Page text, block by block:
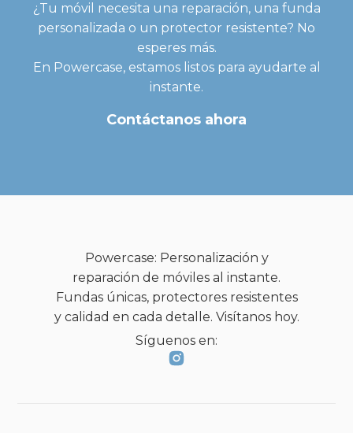
¿Tu móvil necesita una reparación, una funda
personalizada o un protector resistente? No
esperes más.
En Powercase, estamos listos para ayudarte al
instante.
Contáctanos ahora
Powercase: Personalización y
reparación de móviles al instante.
Fundas únicas, protectores resistentes
y calidad en cada detalle. Visítanos hoy.
Síguenos en: